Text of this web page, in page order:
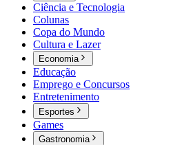
Ciência e Tecnologia
Colunas
Copa do Mundo
Cultura e Lazer
Economia
Educação
Emprego e Concursos
Entretenimento
Esportes
Games
Gastronomia